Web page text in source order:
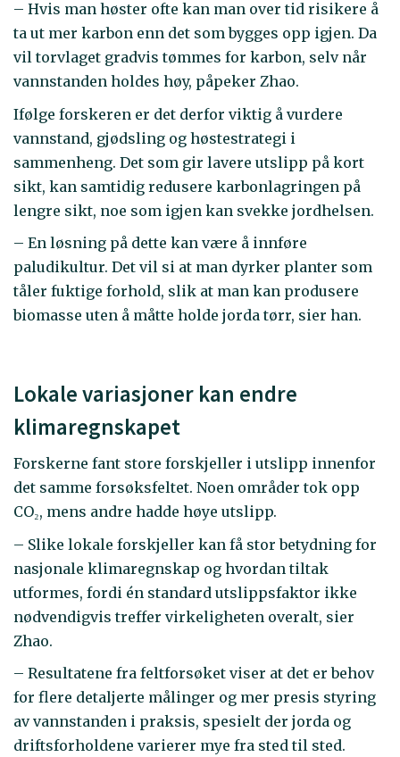
– Hvis man høster ofte kan man over tid risikere å
ta ut mer karbon enn det som bygges opp igjen. Da
vil torvlaget gradvis tømmes for karbon, selv når
vannstanden holdes høy, påpeker Zhao.
Ifølge forskeren er det derfor viktig å vurdere
vannstand, gjødsling og høstestrategi i
sammenheng. Det som gir lavere utslipp på kort
sikt, kan samtidig redusere karbonlagringen på
lengre sikt, noe som igjen kan svekke jordhelsen.
– En løsning på dette kan være å innføre
paludikultur. Det vil si at man dyrker planter som
tåler fuktige forhold, slik at man kan produsere
biomasse uten å måtte holde jorda tørr, sier han.
Lokale variasjoner kan endre
klimaregnskapet
Forskerne fant store forskjeller i utslipp innenfor
det samme forsøksfeltet. Noen områder tok opp
CO₂, mens andre hadde høye utslipp.
– Slike lokale forskjeller kan få stor betydning for
nasjonale klimaregnskap og hvordan tiltak
utformes, fordi én standard utslippsfaktor ikke
nødvendigvis treffer virkeligheten overalt, sier
Zhao.
– Resultatene fra feltforsøket viser at det er behov
for flere detaljerte målinger og mer presis styring
av vannstanden i praksis, spesielt der jorda og
driftsforholdene varierer mye fra sted til sted.